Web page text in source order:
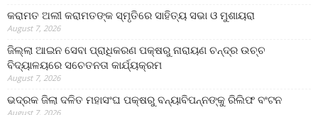
କରାମତ ଅଲୀ କରାମତଙ୍କ ସ୍ମୃତିରେ ସାହିତ୍ୟ ସଭା ଓ ମୁଶାୟରା
August 7, 2026
ଜିଲ୍ଲା ଆଇନ ସେବା ପ୍ରାଧିକରଣ ପକ୍ଷରୁ ନାରାୟଣ ଚନ୍ଦ୍ର ଉଚ୍ଚ
ବିଦ୍ୟାଳୟରେ ସଚେତନତା କାର୍ଯ୍ୟକ୍ରମ
August 7, 2026
ଭଦ୍ରକ ଜିଲା ଦଳିତ ମହାସଂଘ ପକ୍ଷରୁ ବନ୍ୟାବିପନ୍ନଙ୍କୁ ରିଲିଫ ବଂଟନ
August 7, 2026